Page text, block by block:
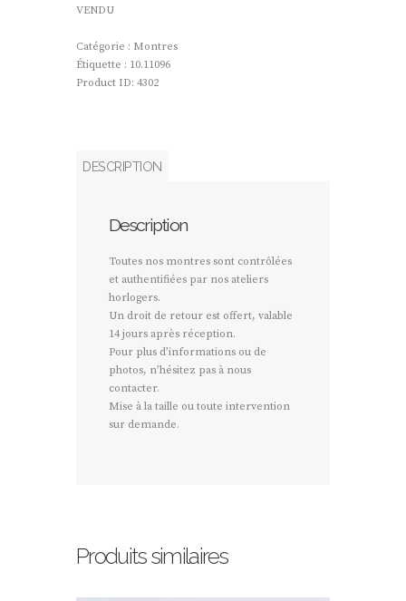
VENDU
Catégorie : Montres
Étiquette : 10.11096
Product ID: 4302
DESCRIPTION
Description
Toutes nos montres sont contrôlées
et authentifiées par nos ateliers
horlogers.
Un droit de retour est offert, valable
14 jours après réception.
Pour plus d’informations ou de
photos, n’hésitez pas à nous
contacter.
Mise à la taille ou toute intervention
sur demande.
Produits similaires